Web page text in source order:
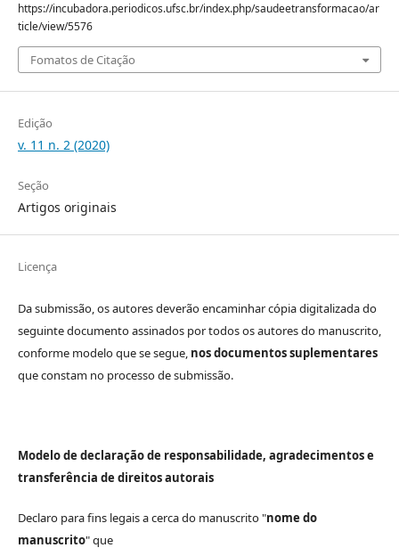
https://incubadora.periodicos.ufsc.br/index.php/saudeetransformacao/ar
ticle/view/5576
Fomatos de Citação
Edição
v. 11 n. 2 (2020)
Seção
Artigos originais
Licença
Da submissão, os autores deverão encaminhar cópia digitalizada do
seguinte documento assinados por todos os autores do manuscrito,
conforme modelo que se segue, nos documentos suplementares
que constam no processo de submissão.
Modelo de declaração de responsabilidade, agradecimentos e
transferência de direitos autorais
Declaro para fins legais a cerca do manuscrito "nome do
manuscrito" que